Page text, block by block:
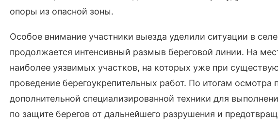
опоры из опасной зоны.
Особое внимание участники выезда уделили ситуации в
продолжается интенсивный размыв береговой линии. На
наиболее уязвимых участков, на которых уже при
проведение берегоукрепительных работ. По итогам осмотра
дополнительной специализированной техники для
по защите берегов от дальнейшего разрушения и